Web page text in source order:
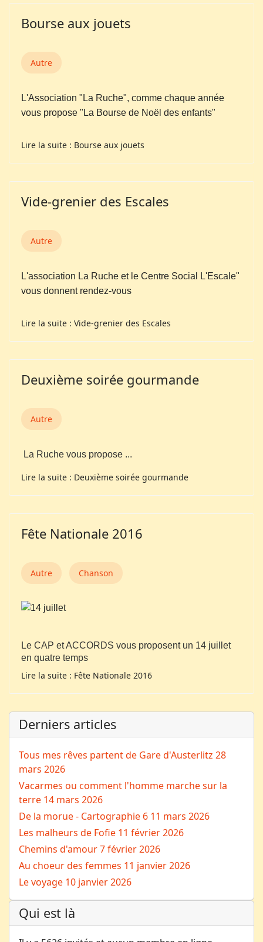
Bourse aux jouets
Autre
L'Association "La Ruche", comme chaque année
vous propose "La Bourse de Noël des enfants"
Lire la suite : Bourse aux jouets
Vide-grenier des Escales
Autre
L'association La Ruche et le Centre Social L'Escale"
vous donnent rendez-vous
Lire la suite : Vide-grenier des Escales
Deuxième soirée gourmande
Autre
La Ruche vous propose ...
Lire la suite : Deuxième soirée gourmande
Fête Nationale 2016
Autre Chanson
Le CAP et ACCORDS vous proposent un 14 juillet
en quatre temps
Lire la suite : Fête Nationale 2016
Derniers articles
Tous mes rêves partent de Gare d'Austerlitz 28
mars 2026
Vacarmes ou comment l'homme marche sur la
terre 14 mars 2026
De la morue - Cartographie 6 11 mars 2026
Les malheurs de Fofie 11 février 2026
Chemins d'amour7 février 2026
Au choeur des femmes 11 janvier 2026
Le voyage 10 janvier 2026
Qui est là